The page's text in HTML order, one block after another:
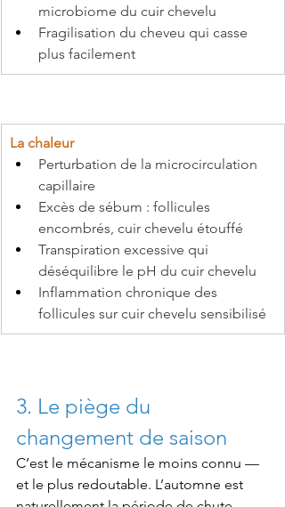
microbiome du cuir chevelu
Fragilisation du cheveu qui casse
plus facilement
La chaleur
Perturbation de la microcirculation
capillaire
Excès de sébum : follicules
encombrés, cuir chevelu étouffé
Transpiration excessive qui
déséquilibre le pH du cuir chevelu
Inflammation chronique des
follicules sur cuir chevelu sensibilisé
3. Le piège du
changement de saison
C’est le mécanisme le moins connu —
et le plus redoutable. L’automne est